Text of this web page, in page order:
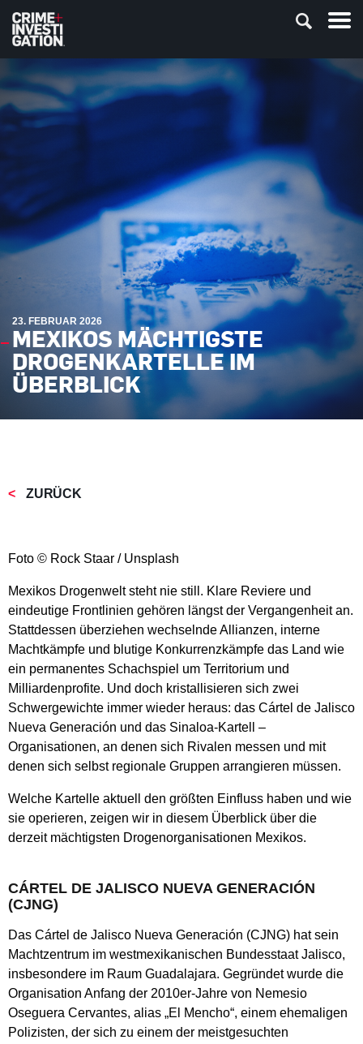
23. FEBRUAR 2026
MEXIKOS MÄCHTIGSTE
DROGENKARTELLE IM
ÜBERBLICK
ZURÜCK
Foto © Rock Staar / Unsplash
Mexikos Drogenwelt steht nie still. Klare Reviere und
eindeutige Frontlinien gehören längst der Vergangenheit an.
Stattdessen überziehen wechselnde Allianzen, interne
Machtkämpfe und blutige Konkurrenzkämpfe das Land wie
ein permanentes Schachspiel um Territorium und
Milliardenprofite. Und doch kristallisieren sich zwei
Schwergewichte immer wieder heraus: das Cártel de Jalisco
Nueva Generación und das Sinaloa-Kartell –
Organisationen, an denen sich Rivalen messen und mit
denen sich selbst regionale Gruppen arrangieren müssen.
Welche Kartelle aktuell den größten Einfluss haben und wie
sie operieren, zeigen wir in diesem Überblick über die
derzeit mächtigsten Drogenorganisationen Mexikos.
CÁRTEL DE JALISCO NUEVA GENERACIÓN
(CJNG)
Das Cártel de Jalisco Nueva Generación (CJNG) hat sein
Machtzentrum im westmexikanischen Bundesstaat Jalisco,
insbesondere im Raum Guadalajara. Gegründet wurde die
Organisation Anfang der 2010er-Jahre von Nemesio
Oseguera Cervantes, alias „El Mencho“, einem ehemaligen
Polizisten, der sich zu einem der meistgesuchten